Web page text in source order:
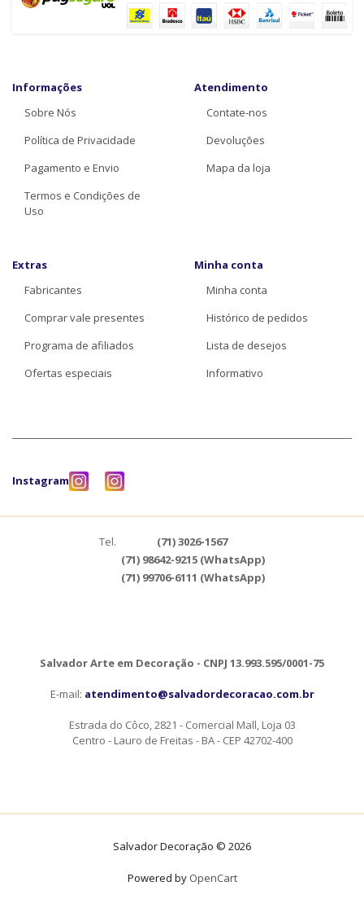
Informações
Sobre Nós
Política de Privacidade
Pagamento e Envio
Termos e Condições de
Uso
Atendimento
Contate-nos
Devoluções
Mapa da loja
Extras
Fabricantes
Comprar vale presentes
Programa de afiliados
Ofertas especiais
Minha conta
Minha conta
Histórico de pedidos
Lista de desejos
Informativo
Instagram
Tel.
(71) 3026-1567
(71) 98642-9215 (WhatsApp)
(71) 99706-6111 (WhatsApp)
Salvador Arte em Decoração - CNPJ 13.993.595/0001-75
E-mail: atendimento@salvadordecoracao.com.br
Estrada do Côco, 2821 - Comercial Mall, Loja 03
Centro - Lauro de Freitas - BA - CEP 42702-400
Salvador Decoração © 2026
Powered by OpenCart